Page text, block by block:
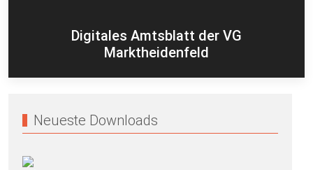
Digitales Amtsblatt der VG
Marktheidenfeld
Neueste Downloads